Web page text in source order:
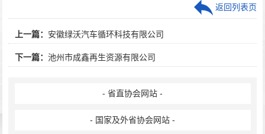
上一篇： 安徽绿沃汽车循环科技有限公司
下一篇： 池州市成鑫再生资源有限公司
返回列表页
- 省直协会网站 -
- 国家及外省协会网站 -